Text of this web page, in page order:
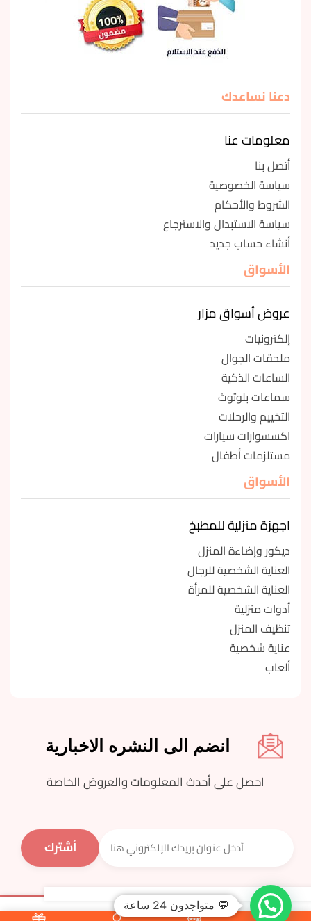
دعنا نساعدك
معلومات عنا
أتصل بنا
سياسة الخصوصية
الشروط والأحكام
سياسة الاستبدال والاسترجاع
أنشاء حساب جديد
الأسواق
عروض أسواق مزار
إلكترونيات
ملحقات الجوال
الساعات الذكية
سماعات بلوتوث
التخييم والرحلات
اكسسوارات سيارات
مستلزمات أطفال
الأسواق
اجهزة منزلية للمطبخ
ديكور وإضاءة المنزل
العناية الشخصية للرجال
العناية الشخصية للمرأة
أدوات منزلية
تنظيف المنزل
عناية شخصية
ألعاب
انضم الى النشره الاخبارية
احصل على أحدث المعلومات والعروض الخاصة
💬 متواجدون 24 ساعة